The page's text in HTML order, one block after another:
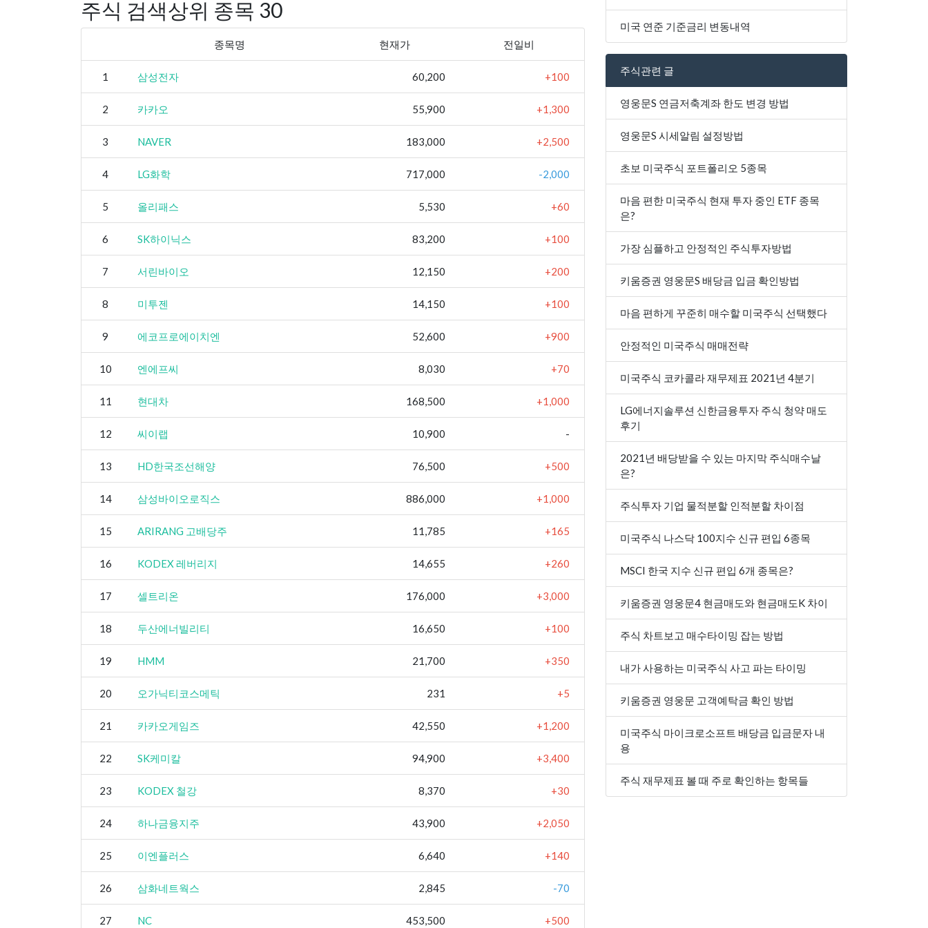
주식 검색상위 종목 30
종목명 현재가 전일비
1 삼성전자 60,200 +100
2 카카오 55,900 +1,300
3 NAVER 183,000 +2,500
4 LG화학 717,000 -2,000
5 올리패스 5,530 +60
6 SK하이닉스 83,200 +100
7 서린바이오 12,150 +200
8 미투젠 14,150 +100
9 에코프로에이치엔 52,600 +900
10 엔에프씨 8,030 +70
11 현대차 168,500 +1,000
12 씨이랩 10,900 -
13 HD한국조선해양 76,500 +500
14 삼성바이오로직스 886,000 +1,000
15 ARIRANG 고배당주 11,785 +165
16 KODEX 레버리지 14,655 +260
17 셀트리온 176,000 +3,000
18 두산에너빌리티 16,650 +100
19 HMM 21,700 +350
20 오가닉티코스메틱 231 +5
21 카카오게임즈 42,550 +1,200
22 SK케미칼 94,900 +3,400
23 KODEX 철강 8,370 +30
24 하나금융지주 43,900 +2,050
25 이엔플러스 6,640 +140
26 삼화네트웍스 2,845 -70
27 NC 453,500 +500
미국 연준 기준금리 변동내역
주식관련 글
영웅문S 연금저축계좌 한도 변경 방법
영웅문S 시세알림 설정방법
초보 미국주식 포트폴리오 5종목
마음 편한 미국주식 현재 투자 중인 ETF 종목
은?
가장 심플하고 안정적인 주식투자방법
키움증권 영웅문S 배당금 입금 확인방법
마음 편하게 꾸준히 매수할 미국주식 선택했다
안정적인 미국주식 매매전략
미국주식 코카콜라 재무제표 2021년 4분기
LG에너지솔루션 신한금융투자 주식 청약 매도
후기
2021년 배당받을 수 있는 마지막 주식매수날
은?
주식투자 기업 물적분할 인적분할 차이점
미국주식 나스닥 100지수 신규 편입 6종목
MSCI 한국 지수 신규 편입 6개 종목은?
키움증권 영웅문4 현금매도와 현금매도K 차이
주식 차트보고 매수타이밍 잡는 방법
내가 사용하는 미국주식 사고 파는 타이밍
키움증권 영웅문 고객예탁금 확인 방법
미국주식 마이크로소프트 배당금 입금문자 내
용
주식 재무제표 볼 때 주로 확인하는 항목들